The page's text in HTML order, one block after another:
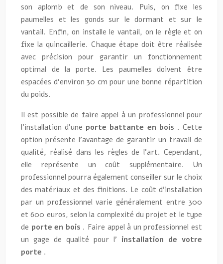
son aplomb et de son niveau. Puis, on fixe les
paumelles et les gonds sur le dormant et sur le
vantail. Enfin, on installe le vantail, on le règle et on
fixe la quincaillerie. Chaque étape doit être réalisée
avec précision pour garantir un fonctionnement
optimal de la porte. Les paumelles doivent être
espacées d’environ 30 cm pour une bonne répartition
du poids.
Il est possible de faire appel à un professionnel pour
l’installation d’une porte battante en bois . Cette
option présente l’avantage de garantir un travail de
qualité, réalisé dans les règles de l’art. Cependant,
elle représente un coût supplémentaire. Un
professionnel pourra également conseiller sur le choix
des matériaux et des finitions. Le coût d’installation
par un professionnel varie généralement entre 300
et 600 euros, selon la complexité du projet et le type
de porte en bois . Faire appel à un professionnel est
un gage de qualité pour l’ installation de votre
porte .